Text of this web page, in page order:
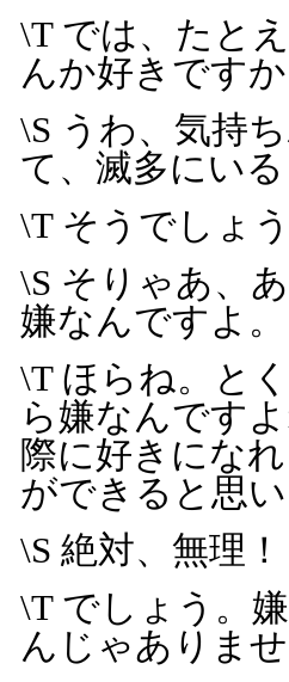
\T では、たと
んか好きです
\S うわ、気持
て、滅多にい
\T そうでしょ
\S そりゃあ、
嫌なんですよ。
\T ほらね。と
ら嫌なんです
際に好きにな
ができると思
\S 絶対、無理！
\T でしょう。
んじゃありま